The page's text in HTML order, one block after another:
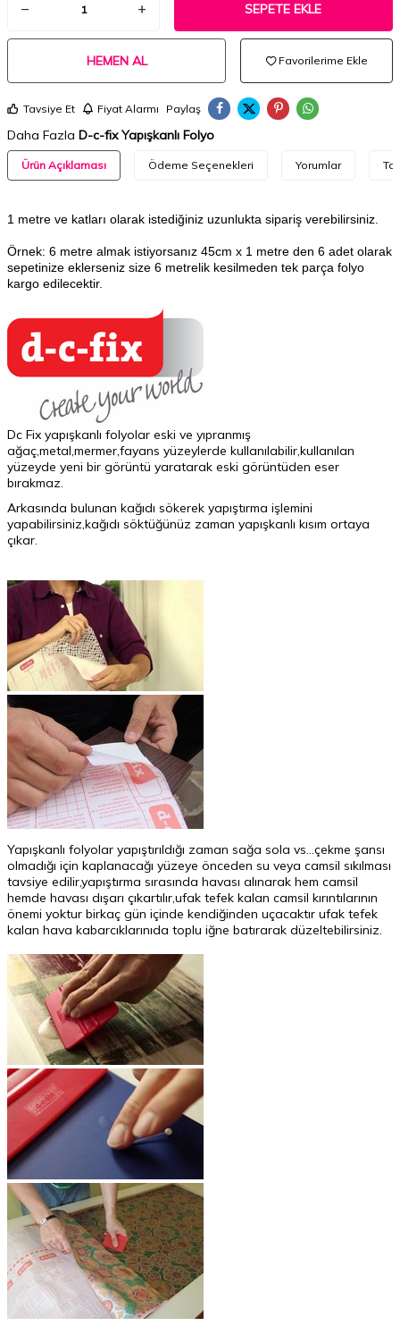
SEPETE EKLE
HEMEN AL Favorilerime Ekle
Tavsiye Et Fiyat Alarmı Paylaş
Daha Fazla D-c-fix Yapışkanlı Folyo
Ürün Açıklaması Ödeme Seçenekleri Yorumlar
1 metre ve katları olarak istediğiniz uzunlukta sipariş verebilirsiniz.
Örnek: 6 metre almak istiyorsanız 45cm x 1 metre den 6 adet olarak
sepetinize eklerseniz size 6 metrelik kesilmeden tek parça folyo
kargo edilecektir.
Dc Fix yapışkanlı folyolar eski ve yıpranmış
ağaç,metal,mermer,fayans yüzeylerde kullanılabilir,kullanılan
yüzeyde yeni bir görüntü yaratarak eski görüntüden eser
bırakmaz.
Arkasında bulunan kağıdı sökerek yapıştırma işlemini
yapabilirsiniz,kağıdı söktüğünüz zaman yapışkanlı kısım ortaya
çıkar.
Yapışkanlı folyolar yapıştırıldığı zaman sağa sola vs...çekme şansı
olmadığı için kaplanacağı yüzeye önceden su veya camsil sıkılması
tavsiye edilir,yapıştırma sırasında havası alınarak hem camsil
hemde havası dışarı çıkartılır,ufak tefek kalan camsil kırıntılarının
önemi yoktur birkaç gün içinde kendiğinden uçacaktır ufak tefek
kalan hava kabarcıklarınıda toplu iğne batırarak düzeltebilirsiniz.